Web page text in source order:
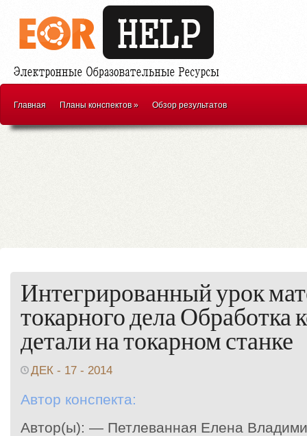
Главная Планы конспектов» Обзор результатов
Интегрированный урок
токарного дела Обработка
детали на токарном станке
ДЕК - 17 - 2014
Автор конспекта:
Автор(ы): — Петлеванная Елена